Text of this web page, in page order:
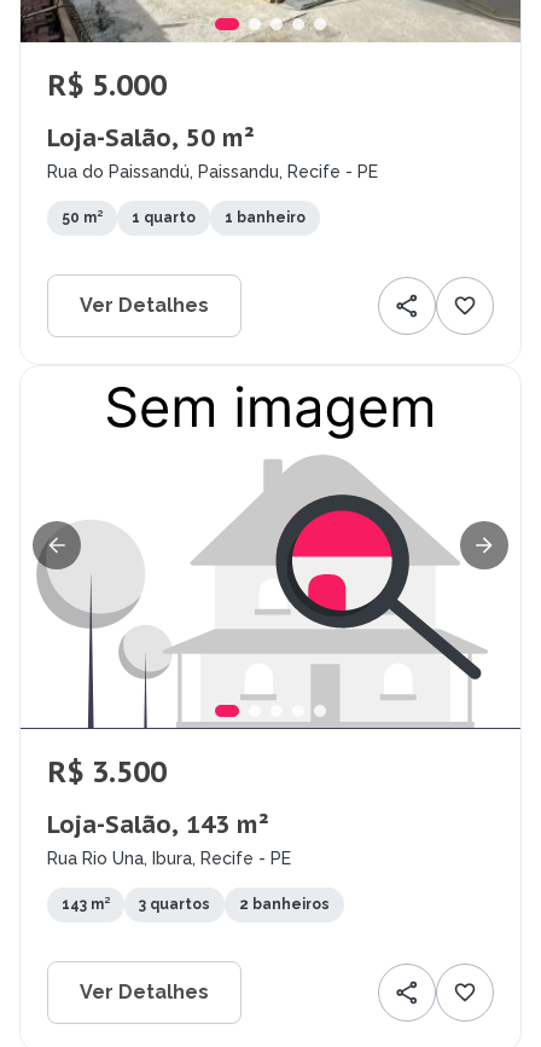
R$ 5.000
Loja-Salão, 50 m²
Rua do Paissandú, Paissandu, Recife - PE
50 m² 1 quarto 1 banheiro
Ver Detalhes
R$ 3.500
Loja-Salão, 143 m²
Rua Rio Una, Ibura, Recife - PE
143 m² 3 quartos 2 banheiros
Ver Detalhes